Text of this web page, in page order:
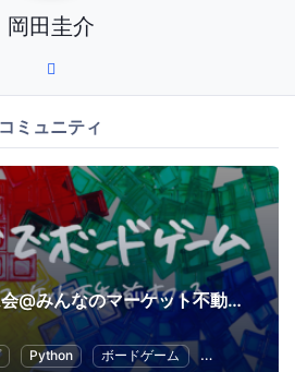
岡田圭介
ミュニティ
ボードゲーム会@みんなのマーケット不動前オフィス
Python ボードゲーム アプリ開発